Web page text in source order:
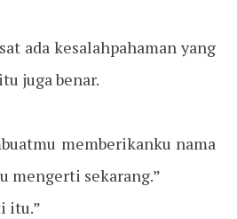
ada kesalahpahaman yang
juga benar.
memberikanku nama
mengerti sekarang.”
itu.”